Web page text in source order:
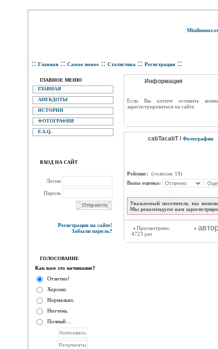
:: Главная :: Самое новое :: Статистика :: Регистрация ::
ГЛАВНОЕ МЕНЮ
ГЛАВНАЯ
АНЕКДОТЫ
ИСТОРИИ
ФОТОГРАФИИ
F.A.Q.
ВХОД НА САЙТ
Логин
Пароль
Регистрация на сайте!
Забыли пароль?
ГОЛОСОВАНИЕ
Как вам это начинание?
Отлично!
Хорошо.
Нормально.
Неочень.
Полный ...
Информация
Eсли Вы хотите оставить
зарегистрироваться на сайте.
cabTacabT / Фотографии
Рейтинг: (голосов: 19)
Ваша оценка:
Уважаемый посетитель вы вошли
Мы рекомендуем вам
Просмотрено:
4723 раз